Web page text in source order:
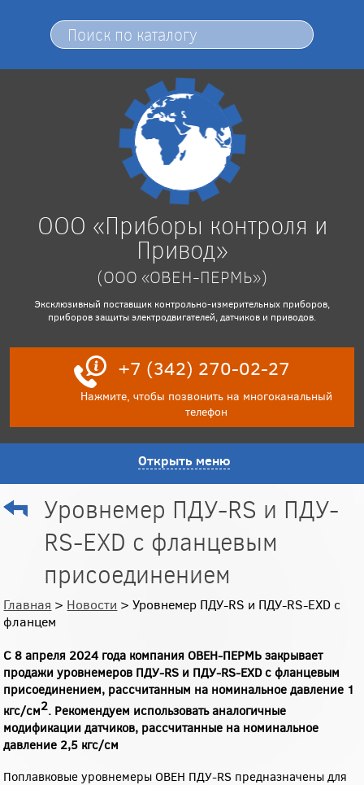
ООО «Приборы контроля и
Привод»
(ООО «ОВЕН-ПЕРМЬ»)
Эксклюзивный поставщик контрольно-измерительных приборов,
приборов защиты электродвигателей, датчиков и приводов.
+7 (342) 270-02-27
Нажмите, чтобы позвонить на многоканальный
телефон
Открыть меню
Уровнемер ПДУ-RS и ПДУ-
RS-EXD с фланцевым
присоединением
Главная > Новости > Уровнемер ПДУ-RS и ПДУ-RS-EXD с
фланцем
С 8 апреля 2024 года компания ОВЕН-ПЕРМЬ закрывает
продажи уровнемеров ПДУ-RS и ПДУ-RS-EXD с фланцевым
присоединением, рассчитанным на номинальное давление 1
кгс/см2. Рекомендуем использовать аналогичные
модификации датчиков, рассчитанные на номинальное
давление 2,5 кгс/см
Поплавковые уровнемеры ОВЕН ПДУ-RS предназначены для